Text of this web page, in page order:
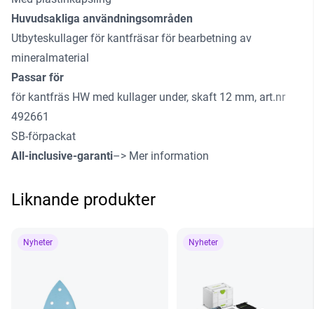
Huvudsakliga användningsområden
Utbyteskullager för kantfräsar för bearbetning av
mineralmaterial
Passar för
för kantfräs HW med kullager under, skaft 12 mm, art.nr
492661
SB-förpackat
All-inclusive-garanti–> Mer information
Liknande produkter
Nyheter Nyheter